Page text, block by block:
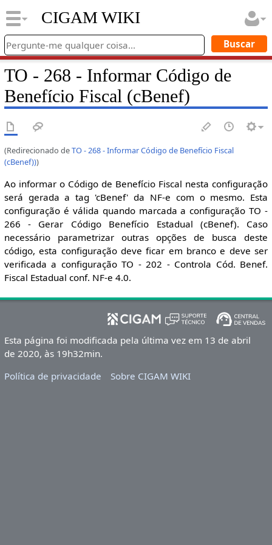
CIGAM WIKI
TO - 268 - Informar Código de
Benefício Fiscal (cBenef)
(Redirecionado deTO - 268 - Informar Código de Benefício Fiscal
(cBenef)))
Ao informar o Código de Benefício Fiscal nesta configuração
será gerada a tag 'cBenef' da NF-e com o mesmo. Esta
configuração é válida quando marcada a configuração TO -
266 - Gerar Código Benefício Estadual (cBenef). Caso
necessário parametrizar outras opções de busca deste
código, esta configuração deve ficar em branco e deve ser
verificada a configuração TO - 202 - Controla Cód. Benef.
Fiscal Estadual conf. NF-e 4.0.
Esta página foi modificada pela última vez em 13 de abril
de 2020, às 19h32min.
Política de privacidade
Sobre CIGAM WIKI